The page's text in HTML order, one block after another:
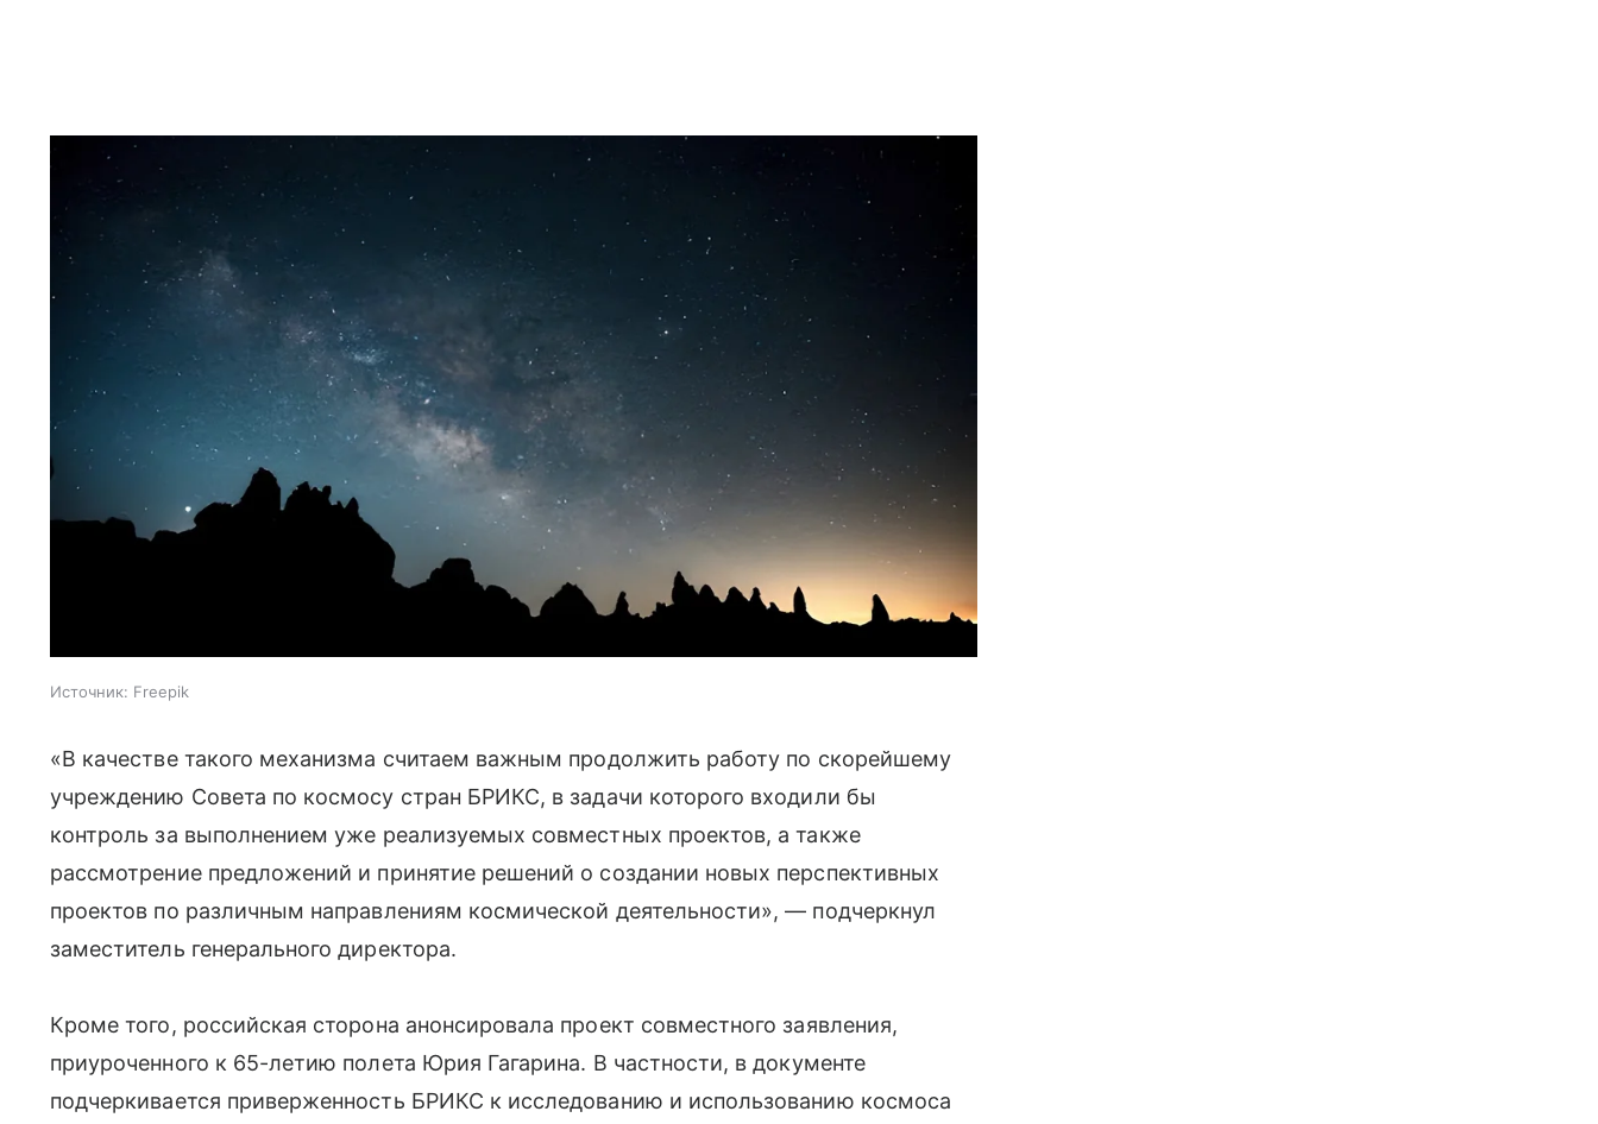
Источник: Freepik
«В качестве такого механизма считаем важным продолжить работу по скорейшему
учреждению Совета по космосу стран БРИКС, в задачи которого входили бы
контроль за выполнением уже реализуемых совместных проектов, а также
рассмотрение предложений и принятие решений о создании новых перспективных
проектов по различным направлениям космической деятельности», — подчеркнул
заместитель генерального директора.
Кроме того, российская сторона анонсировала проект совместного заявления,
приуроченного к 65-летию полета Юрия Гагарина. В частности, в документе
подчеркивается приверженность БРИКС к исследованию и использованию космоса